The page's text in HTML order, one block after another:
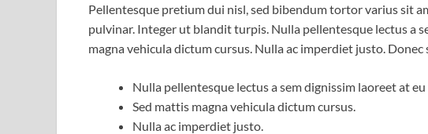
Pellentesque pretium dui nisl, sed bibendum tortor varius sit
pulvinar. Integer ut blandit turpis. Nulla pellentesque lectus a
magna vehicula dictum cursus. Nulla ac imperdiet justo.
Nulla pellentesque lectus a sem dignissim laoreet at eu
Sed mattis magna vehicula dictum cursus.
Nulla ac imperdiet justo.